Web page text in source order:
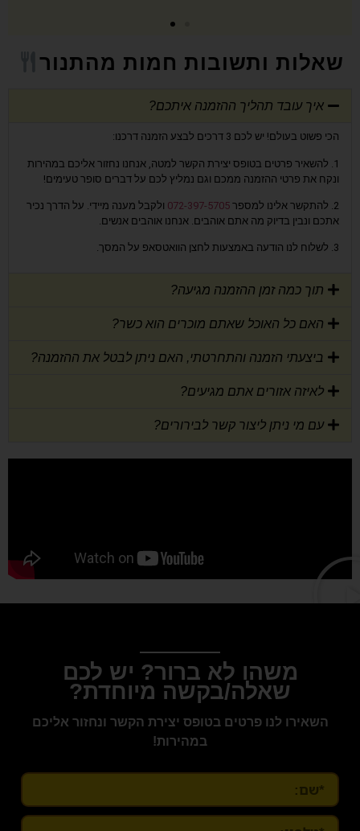
שאלות ותשובות חמות מהתנור
איך עובד תהליך ההזמנה איתכם?
הכי פשוט בעולם! יש לכם 3 דרכים לבצע הזמנה דרכנו:
1. להשאיר פרטים בטופס יצירת הקשר למטה, אנחנו נחזור אליכם במהירות
ונקח את פרטי ההזמנה ממכם וגם נמליץ לכם על דברים סופר טעימים!
2. להתקשר אלינו למספר 072-397-5705 ולקבל מענה מיידי. על הדרך נכיר
אתכם ונבין בדיוק מה אתם אוהבים. אנחנו אוהבים אנשים.
3. לשלוח לנו הודעה באמצעות לחצן הוואטסאפ על המסך.
תוך כמה זמן ההזמנה מגיעה?
האם כל האוכל שאתם מוכרים הוא כשר?
ביצעתי הזמנה והתחרטתי, האם ניתן לבטל את ההזמנה?
לאיזה אזורים אתם מגיעים?
עם מי ניתן ליצור קשר לבירורים?
משהו לא ברור? יש לכם
שאלה/בקשה מיוחדת?
השאירו לנו פרטים בטופס יצירת הקשר ונחזור אליכם
במהירות!